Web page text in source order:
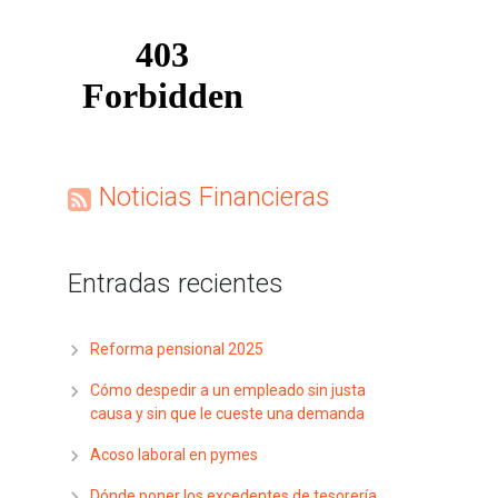
Noticias Financieras
Entradas recientes
Reforma pensional 2025
Cómo despedir a un empleado sin justa
causa y sin que le cueste una demanda
Acoso laboral en pymes